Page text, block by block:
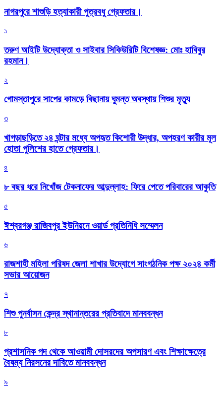
নাগরপুরে শাশুড়ি হত্যাকারী পুত্রবধু গ্রেফতার।
১
তরুণ আইটি উদ্যোক্তা ও সাইবার সিকিউরিটি বিশেষজ্ঞ: মোঃ হাবিবুর
রহমান।
২
গোমস্তাপুরে সাপের কামড়ে বিছানায় ঘুমন্ত অবস্থায় শিশুর মৃত্যু
৩
খাগড়াছড়িতে ২৪ ঘন্টার মধ্যে অপহৃত কিশোরী উদ্ধার, অপহরণ কারীর মূল
হোতা পুলিশের হাতে গ্রেফতার।
৪
৮ বছর ধরে নিখোঁজ টেকনাফের আব্দুল্লাহ: ফিরে পেতে পরিবারের আকুতি
৫
ঈশ্বরগঞ্জ রাজিবপুর ইউনিয়নে ওয়ার্ড প্রতিনিধি সম্মেলন
৬
রাজশাহী মহিলা পরিষদ জেলা শাখার উদ্যোগে সাংগঠনিক পক্ষ ২০২৪ কর্মী
সভার আয়োজন
৭
শিশু পুনর্বাসন কেন্দ্র স্থানান্তরের প্রতিবাদে মানববন্ধন
৮
প্রশাসনিক পদ থেকে আওয়ামী দোসরদের অপসারণ এবং শিক্ষাক্ষেত্রে
বৈষম্য নিরসনের দাবিতে মানববন্ধন
৯